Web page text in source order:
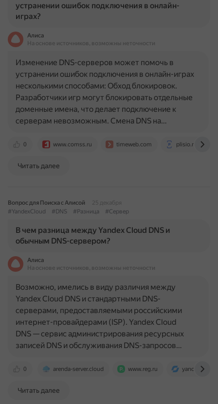
устранении ошибок подключения в онлайн-
играх?
Алиса
На основе источников, возможны неточности
0 www.comss.ru timeweb.com plisio.net
Изменение DNS-серверов может помочь в
устранении ошибок подключения в онлайн-играх
несколькими способами: Обход блокировок.
Разработчики игр могут блокировать отдельные
доменные имена, что делает подключение к
серверам невозможным. Смена DNS на…
Читать далее
Вопрос для Поиска с Алисой
25 декабря
#YandexCloud
#DNS #Разница #Сервер
В чем разница между Yandex Cloud DNS и
обычным DNS-сервером?
Алиса
На основе источников, возможны неточности
0 arenda-server.cloud www.reg.ru yandex.cloud
Возможно, имелись в виду различия между
Yandex Cloud DNS и стандартными DNS-
серверами, предоставляемыми российскими
интернет-провайдерами (ISP). Yandex Cloud
DNS — сервис администрирования ресурсных
записей DNS и обслуживания DNS-запросов…
Читать далее